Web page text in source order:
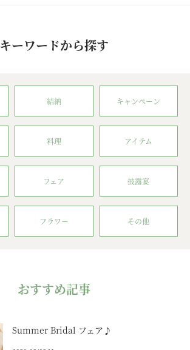
キーワードから探す
結納 キャンペーン
料理 アイテム
フェア 披露宴
フラワー その他
おすすめ記事
Summer Bridal フェア♪